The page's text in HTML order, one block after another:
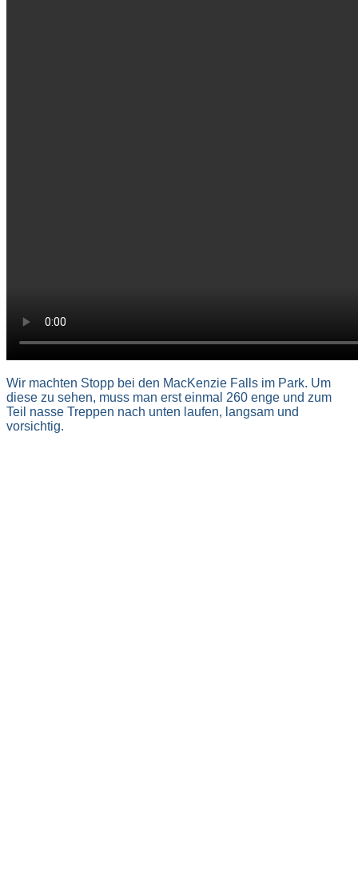
Wir machten Stopp bei den MacKenzie Falls im Park. Um
diese zu sehen, muss man erst einmal 260 enge und zum
Teil nasse Treppen nach unten laufen, langsam und
vorsichtig.